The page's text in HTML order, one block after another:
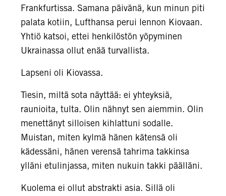
Frankfurtissa. Samana päivänä, kun minun piti
palata kotiin, Lufthansa perui lennon Kiovaan.
Yhtiö katsoi, ettei henkilöstön yöpyminen
Ukrainassa ollut enää turvallista.
Lapseni oli Kiovassa.
Tiesin, miltä sota näyttää: ei yhteyksiä,
raunioita, tulta. Olin nähnyt sen aiemmin. Olin
menettänyt silloisen kihlattuni sodalle.
Muistan, miten kylmä hänen kätensä oli
kädessäni, hänen verensä tahrima takkinsa
ylläni etulinjassa, miten nukuin takki päälläni.
Kuolema ei ollut abstrakti asia. Sillä oli